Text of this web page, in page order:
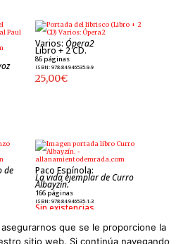
Varios: Ópera2
Libro + 2 CD.
86 páginas
ISBN: 978-84-946535-9-9
25,00€
de Paco Espínola:
La vida ejemplar de Curro
Albayzín.
166 páginas
ISBN: 978-84-946535-1-3
Sin existencias
Valorado
5.00
15,00€
que se le proporcione la
sitio web. Si continúa navegando